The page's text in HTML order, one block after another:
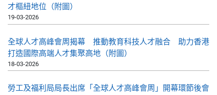
才樞紐地位（附圖）
19-03-2026
全球人才高峰會周揭幕 推動教育科技人才融合 助力香港
打造國際高端人才集聚高地（附圖）
18-03-2026
勞工及福利局局長出席「全球人才高峰會周」開幕環節後會